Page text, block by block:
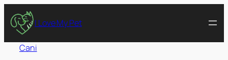
I Love My Pet
Cani